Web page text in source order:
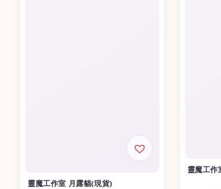
靈魔工作室 月露貓(現貨)
靈魔工